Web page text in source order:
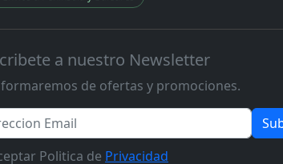
a nuestro Newsletter
de ofertas y promociones.
Politica de Privacidad